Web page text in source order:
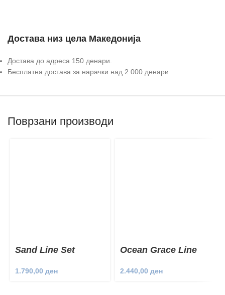
Достава низ цела Македонија
Достава до адреса 150 денари.
Бесплатна достава за нарачки над 2.000 денари
Поврзани производи
Sand Line Set
1.790,00 ден
Ocean Grace Line
2.440,00 ден